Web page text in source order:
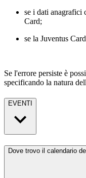
se i dati anagrafici
Card;
se la Juventus
Se l'errore persiste è
specificando la natura
EVENTI
Dove trovo il calendario